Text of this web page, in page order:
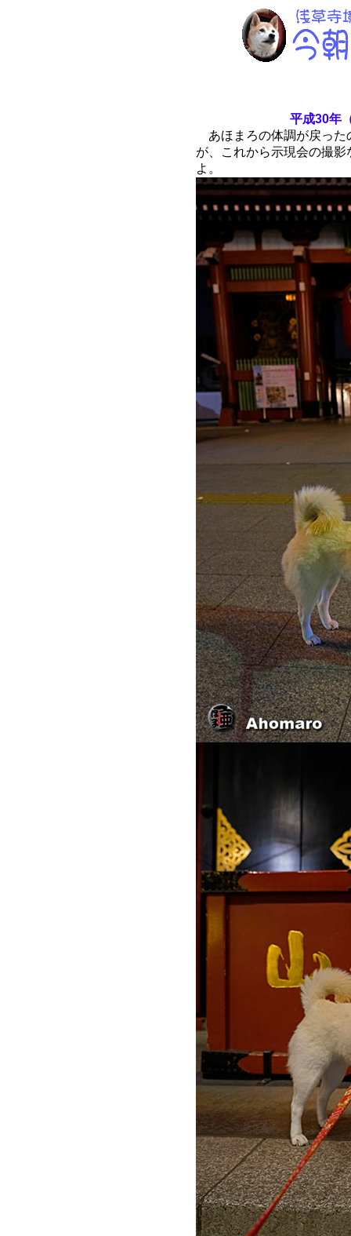
平成30年
あほまろの体調が戻った
が、これから示現会の撮
よ。